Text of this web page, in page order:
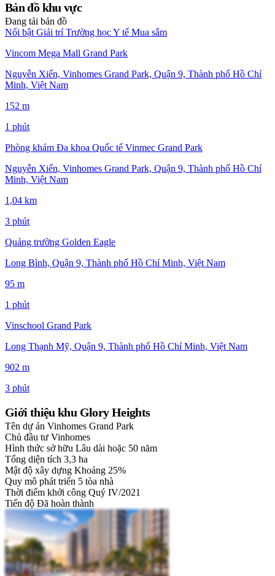
Bản đồ khu vực
Đang tải bản đồ
Nổi bật Giải trí Trường họcY tế Mua sắm
Vincom Mega Mall Grand Park
Nguyễn Xiển, Vinhomes Grand Park, Quận 9, Thành phố Hồ Chí
Minh, Việt Nam
152 m
1 phút
Phòng khám Đa khoa Quốc tế Vinmec Grand Park
Nguyễn Xiển, Vinhomes Grand Park, Quận 9, Thành phố Hồ Chí
Minh, Việt Nam
1,04 km
3 phút
Quảng trường Golden Eagle
Long Bình, Quận 9, Thành phố Hồ Chí Minh, Việt Nam
95 m
1 phút
Vinschool Grand Park
Long Thạnh Mỹ, Quận 9, Thành phố Hồ Chí Minh, Việt Nam
902 m
3 phút
Giới thiệu khu Glory Heights
Tên dự án Vinhomes Grand Park
Chủ đầu tư Vinhomes
Hình thức sở hữu Lâu dài hoặc 50 năm
Tổng diện tích 3,3 ha
Mật độ xây dựng Khoảng 25%
Quy mô phát triển 5 tòa nhà
Thời điểm khởi công Quý IV/2021
Tiến độ Đã hoàn thành